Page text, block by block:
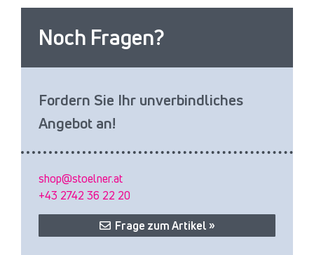
Noch Fragen?
Fordern Sie Ihr unverbindliches
Angebot an!
shop@stoelner.at
+43 2742 36 22 20
Frage zum Artikel »